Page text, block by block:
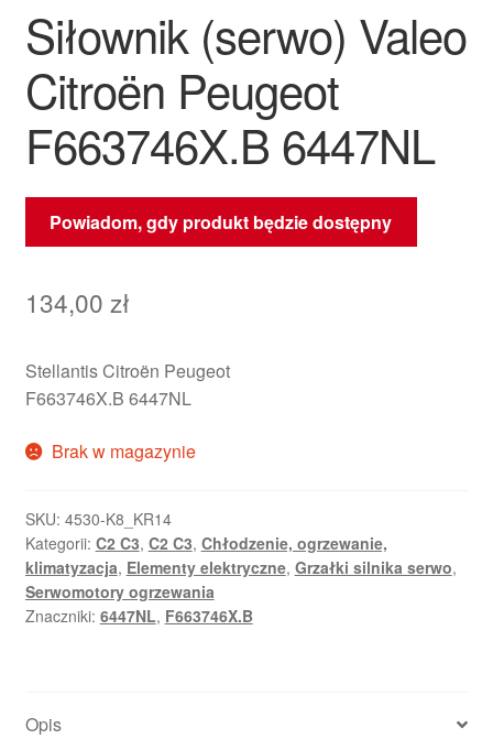
Zasady i warunki
Siłownik (serwo) Valeo
Citroën Peugeot
F663746X.B 6447NL
Powiadom, gdy produkt będzie dostępny
134,00 zł
Stellantis Citroën Peugeot
F663746X.B 6447NL
Brak w magazynie
SKU: 4530-K8_KR14
Kategorii: C2 C3, C2 C3, Chłodzenie, ogrzewanie,
klimatyzacja, Elementy elektryczne, Grzałki silnika serwo,
Serwomotory ogrzewania
Znaczniki: 6447NL, F663746X.B
Opis